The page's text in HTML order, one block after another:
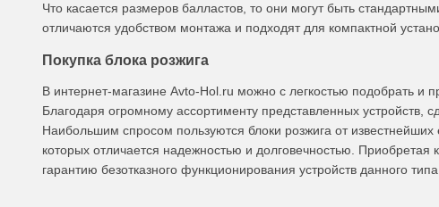
Что касается размеров балластов, то они могут быть
отличаются удобством монтажа и подходят для компактной
Покупка блока розжига
В интернет-магазине Avto-Hol.ru можно с легкостью подобрать и
Благодаря огромному ассортименту представленных устройств,
Наибольшим спросом пользуются блоки розжига от известнейших
которых отличается надежностью и долговечностью. Приобретая
гарантию безотказного функционирования устройств данного